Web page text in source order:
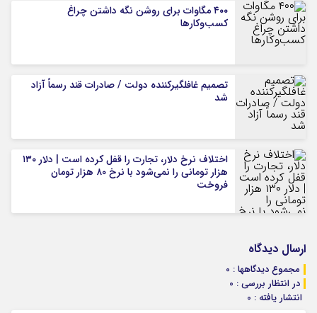
۴۰۰ مگاوات برای روشن نگه داشتن چراغ
کسب‌وکار‌ها
تصمیم غافلگیرکننده دولت / صادرات قند رسماً آزاد
شد
اختلاف نرخ دلار، تجارت را قفل کرده است | دلار ۱۳۰
هزار تومانی را نمی‌شود با نرخ ۸۰ هزار تومان
فروخت
ارسال دیدگاه
مجموع دیدگاهها : 0
در انتظار بررسی : 0
انتشار یافته : 0